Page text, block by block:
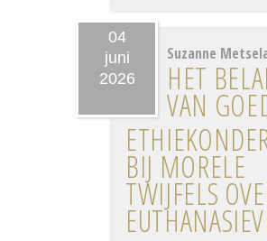
04
juni
2026
Suzanne
HET
VAN
BIJ MORELE
TWIJFELS